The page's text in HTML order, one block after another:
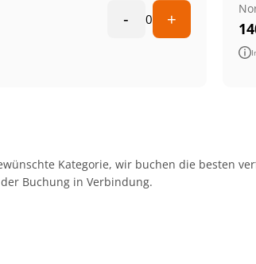
- 0 +
Kategorie, wir buchen die besten
Buchung in Verbindung.